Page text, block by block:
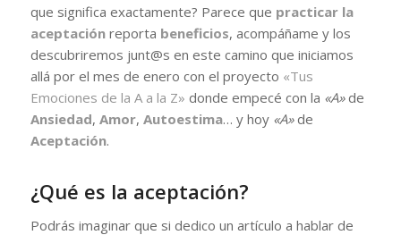
que significa exactamente? Parece que practicar la
aceptaciónreporta beneficios, acompáñame y los
descubriremos junt@s en este camino que iniciamos
allá por el mes de enero con el proyecto «Tus
Emociones de la A a la Z» donde empecé con la «A»de
Ansiedad, Amor, Autoestima… y hoy «A»de
Aceptación.
¿Qué es la aceptación?
Podrás imaginar que si dedico un artículo a hablar de